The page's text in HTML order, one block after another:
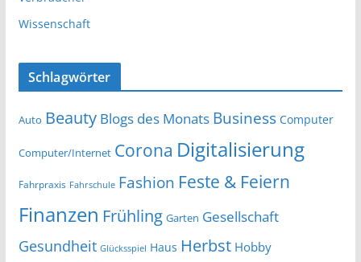
Wissenschaft
Schlagwörter
Auto Beauty Blogs des Monats Business Computer
Computer/Internet Corona Digitalisierung
Fahrpraxis Fahrschule Fashion Feste & Feiern
Finanzen Frühling Garten Gesellschaft
Gesundheit Glücksspiel Haus Herbst Hobby